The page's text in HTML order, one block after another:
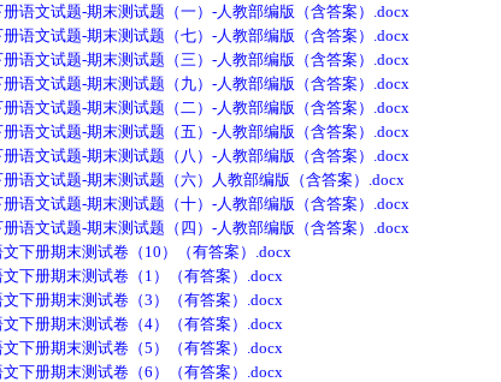
文试题-期末测试题（一）-人教部编版（含答案）.docx
文试题-期末测试题（七）-人教部编版（含答案）.docx
文试题-期末测试题（三）-人教部编版（含答案）.docx
文试题-期末测试题（九）-人教部编版（含答案）.docx
文试题-期末测试题（二）-人教部编版（含答案）.docx
文试题-期末测试题（五）-人教部编版（含答案）.docx
文试题-期末测试题（八）-人教部编版（含答案）.docx
文试题-期末测试题（六）人教部编版（含答案）.docx
文试题-期末测试题（十）-人教部编版（含答案）.docx
文试题-期末测试题（四）-人教部编版（含答案）.docx
册期末测试卷（10）（有答案）.docx
册期末测试卷（1）（有答案）.docx
册期末测试卷（3）（有答案）.docx
册期末测试卷（4）（有答案）.docx
册期末测试卷（5）（有答案）.docx
册期末测试卷（6）（有答案）.docx